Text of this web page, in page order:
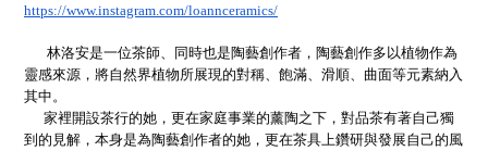
https://www.instagram.com/loannceramics/
林洛安是一位茶師、同時也是陶藝創作者，陶藝創作多以植物作為
靈感來源，將自然界植物所展現的對稱、飽滿、滑順、曲面等元素納入
其中。
家裡開設茶行的她，更在家庭事業的薰陶之下，對品茶有著自己獨
到的見解，本身是為陶藝創作者的她，更在茶具上鑽研與發展自己的風